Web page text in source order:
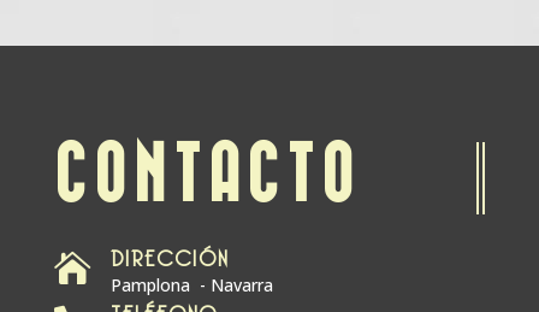
CONTACTO
 DIRECCIÓN
Pamplona - Navarra